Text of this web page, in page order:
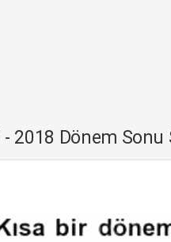
2018 Dönem Sonu